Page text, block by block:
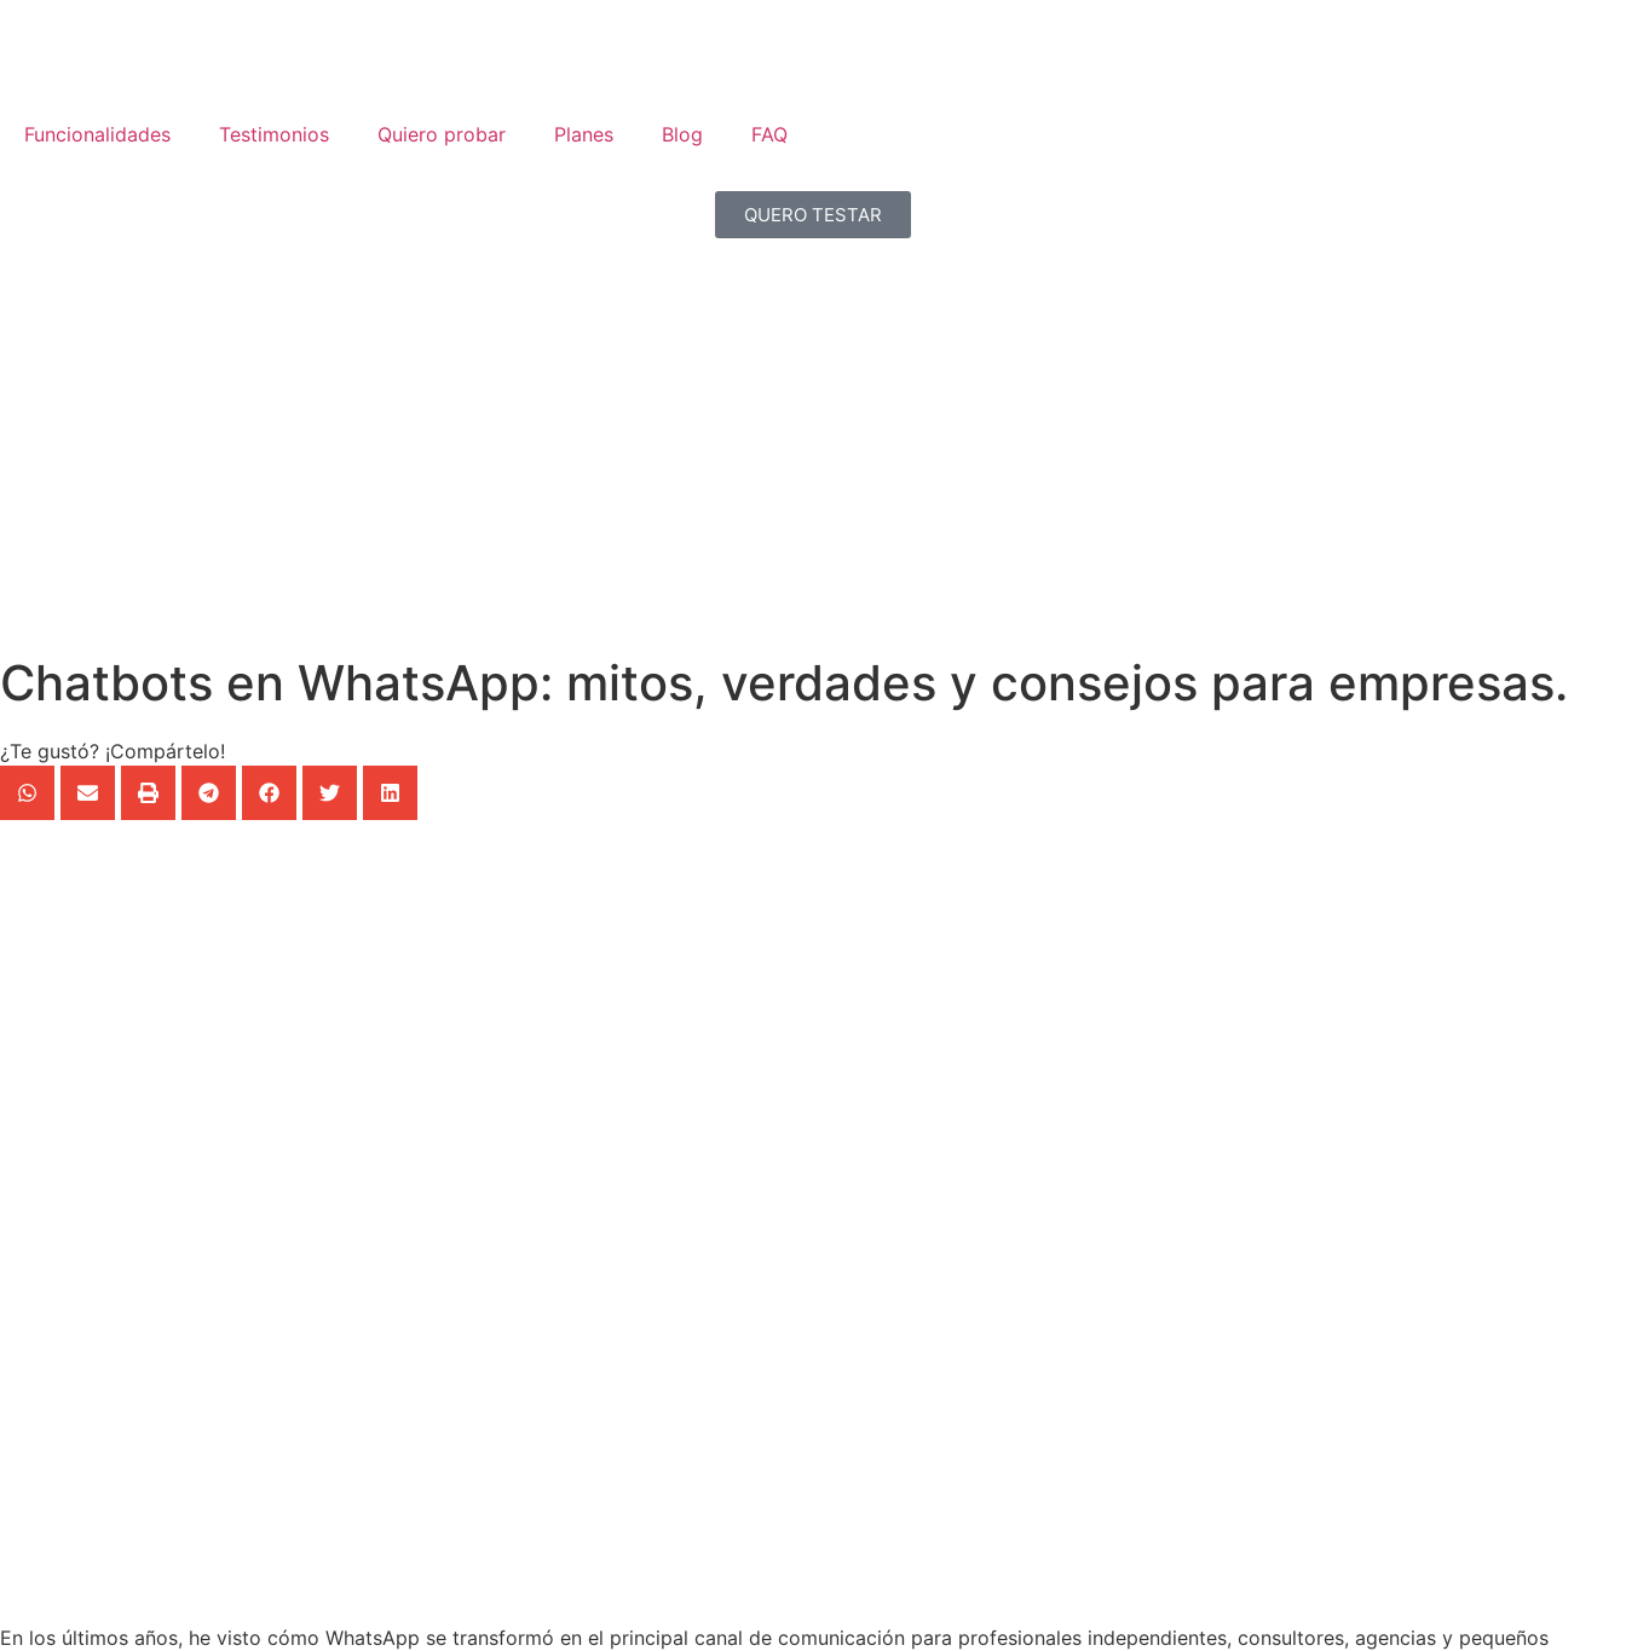
Funcionalidades Testimonios Quiero probar Planes Blog FAQ
QUERO TESTAR
Chatbots en WhatsApp: mitos, verdades y consejos para empresas.
¿Te gustó? ¡Compártelo!
En los últimos años, he visto cómo WhatsApp se transformó en el principal canal de comunicación para profesionales independientes, consultores, agencias y pequeños